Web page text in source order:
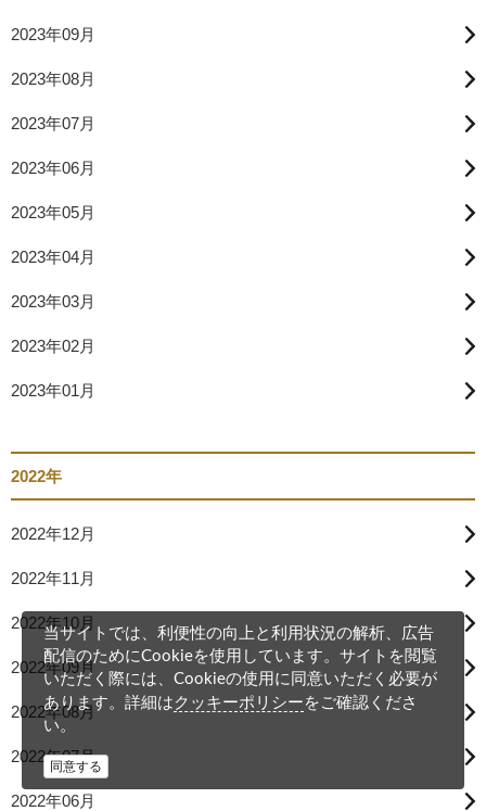
2023年09月
2023年08月
2023年07月
2023年06月
2023年05月
2023年04月
2023年03月
2023年02月
2023年01月
2022年
2022年12月
2022年11月
2022年10月
2022年09月
2022年08月
2022年07月
2022年06月
当サイトでは、利便性の向上と利用状況の解析、広告
配信のためにCookieを使用しています。サイトを閲覧
いただく際には、Cookieの使用に同意いただく必要が
あります。詳細は クッキーポリシー をご確認くださ
い。
同意する